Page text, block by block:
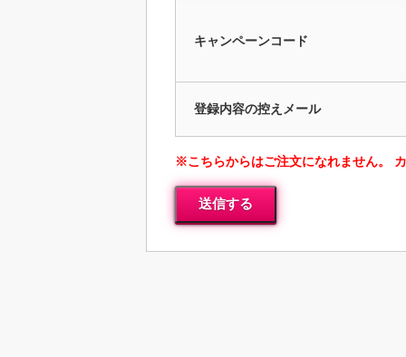
キャンペーンコード
登録内容の控えメール
※こちらからはご注文になれません。